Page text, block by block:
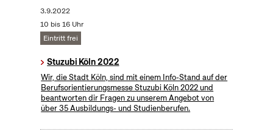
3.9.2022
10 bis 16 Uhr
Eintritt frei
Stuzubi Köln 2022
Wir, die Stadt Köln, sind mit einem Info-Stand auf der
Berufsorientierungsmesse Stuzubi Köln 2022 und
beantworten dir Fragen zu unserem Angebot von
über 35 Ausbildungs- und Studienberufen.